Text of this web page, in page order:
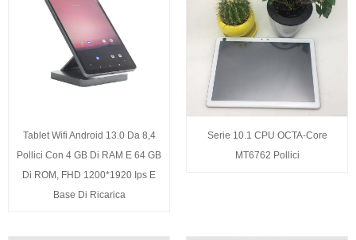
Tablet Wifi Android 13.0 Da 8,4
Pollici Con 4 GB Di RAM E 64 GB
Di ROM, FHD 1200*1920 Ips E
Base Di Ricarica
Serie 10.1 CPU OCTA-Core
MT6762 Pollici